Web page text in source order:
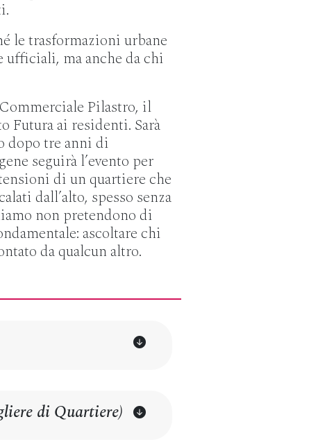
le trasformazioni urbane
ufficiali, ma anche da chi
Pilastro, il
Futura ai residenti. Sarà
dopo tre anni di
seguirà l’evento per
di un quartiere che
dall’alto, spesso senza
non pretendono di
ascoltare chi
da qualcun altro.
di Quartiere)